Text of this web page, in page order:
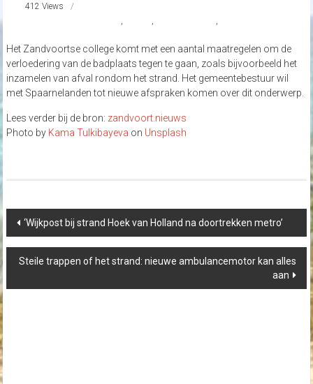
412 Views
Het Zandvoortse college komt met een aantal maatregelen om de
verloedering van de badplaats tegen te gaan, zoals bijvoorbeeld het
inzamelen van afval rondom het strand. Het gemeentebestuur wil
met Spaarnelanden tot nieuwe afspraken komen over dit onderwerp.
Lees verder bij de bron: zandvoort.nieuws
Photo by Kama Tulkibayeva on Unsplash
navigation
‘Wijkpost bij strand Hoek van Holland na doortrekken metro’
Steile trappen of het strand: nieuwe ambulancemotor kan alles
aan